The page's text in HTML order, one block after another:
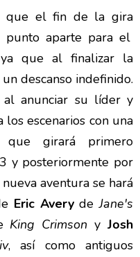
que el fin de la gira
punto aparte para el
que al finalizar la
descanso indefinido.
al anunciar su líder y
escenarios con una
que girará primero
y posteriormente por
aventura se hará
Eric AverydeJane's
King Crimson y Josh
, así como antiguos